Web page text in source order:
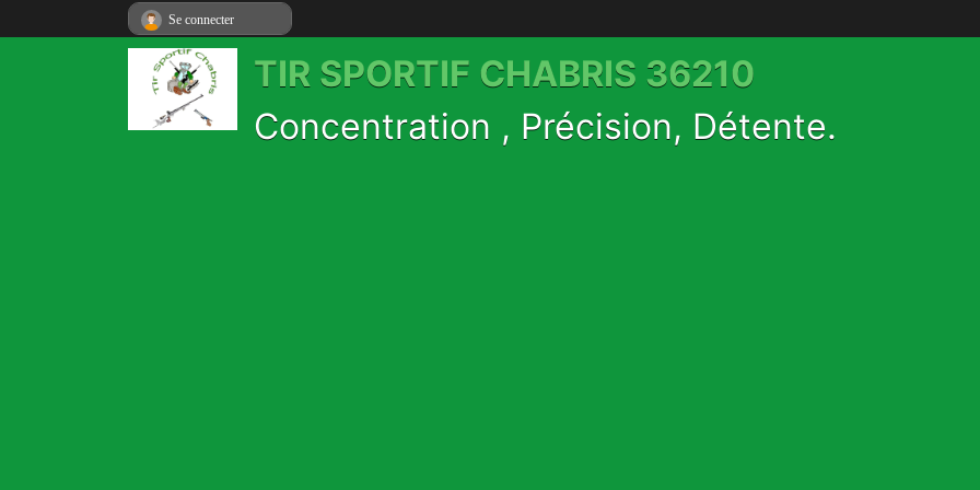
Se connecter
TIR SPORTIF CHABRIS 36210
Concentration , Précision, Détente.